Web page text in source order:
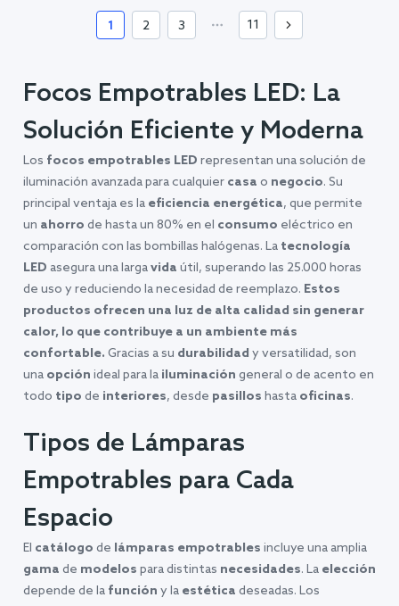
1 2 3 11
Focos Empotrables LED: La
Solución Eficiente y Moderna
Los focos empotrables LED representan una solución de
iluminación avanzada para cualquier casa o negocio. Su
principal ventaja es la eficiencia energética, que permite
un ahorro de hasta un 80% en el consumo eléctrico en
comparación con las bombillas halógenas. La tecnología
LED asegura una largavida útil, superando las 25.000 horas
de uso y reduciendo la necesidad de reemplazo. Estos
productos ofrecen una luz de alta calidad sin generar
calor, lo que contribuye a un ambiente más
confortable. Gracias a su durabilidad y versatilidad, son
una opción ideal para la iluminación general o de acento en
todo tipo de interiores, desde pasillos hasta oficinas.
Tipos de Lámparas
Empotrables para Cada
Espacio
El catálogo de lámparas empotrables incluye una amplia
gama de modelos para distintas necesidades. La elección
depende de la función y la estética deseadas. Los